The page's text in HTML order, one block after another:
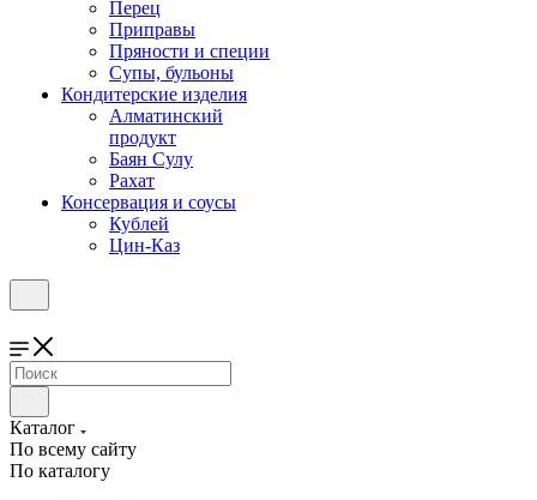
Перец
Приправы
Пряности и специи
Супы, бульоны
Кондитерские изделия
Алматинский
продукт
Баян Сулу
Рахат
Консервация и соусы
Кублей
Цин-Каз
Каталог
По всему сайту
По каталогу